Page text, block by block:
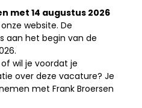
met 14 augustus 2026
website. De
aan het begin van de
wil je voordat je
over deze vacature? Je
met Frank Broersen